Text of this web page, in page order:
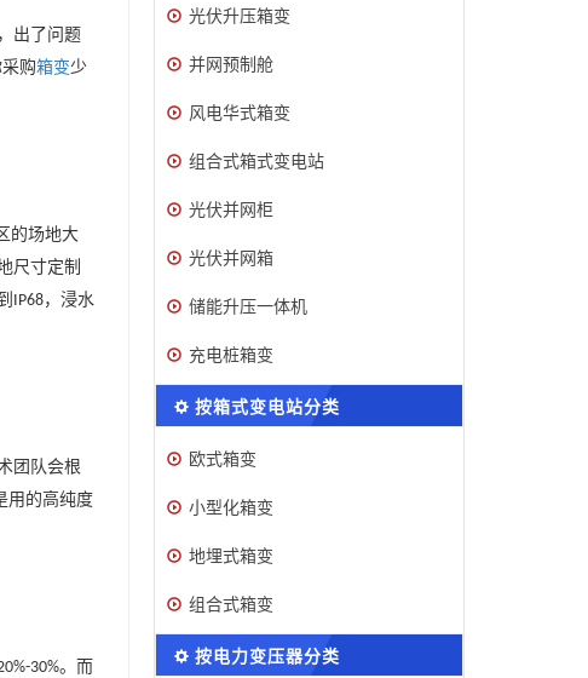
出了问题
购箱变少
的场地大
尺寸定制
IP68，浸水
团队会根
用的高纯度
30%。而
光伏升压箱变
并网预制舱
风电华式箱变
组合式箱式变电站
光伏并网柜
光伏并网箱
储能升压一体机
充电桩箱变
按箱式变电站分类
欧式箱变
小型化箱变
地埋式箱变
组合式箱变
按电力变压器分类